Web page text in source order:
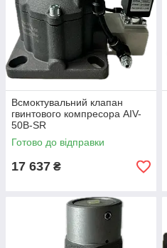
Всмоктувальний клапан
гвинтового компресора AIV-
50B-SR
Готово до відправки
17 637 ₴